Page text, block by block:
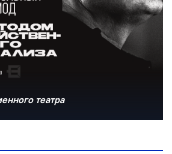
театра